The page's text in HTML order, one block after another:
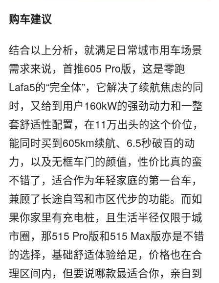
购车建议
结合以上分析，就满足日常城市用车场景
需求来说，首推605 Pro版，这是零跑
Lafa5的“完全体”，它解决了续航焦虑的同
时，又给到用户160kW的强劲动力和一整
套舒适性配置，在11万出头的这个价位，
能同时买到605km续航、6.5秒破百的动
力，以及无框车门的颜值，性价比真的蛮
不错了，适合作为年轻家庭的第一台车，
兼顾了长途自驾和市区代步的功能。而如
果你家里有充电桩，且生活半径仅限于城
市圈，那515 Pro版和515 Max版亦是不错
的选择，基础舒适体验给足，价格也在合
理区间内，但要说哪款最适合你，亲自到